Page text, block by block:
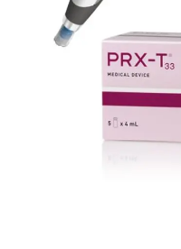
次のトークにて「予
択し、診療科目や日
予約を進めてくださ